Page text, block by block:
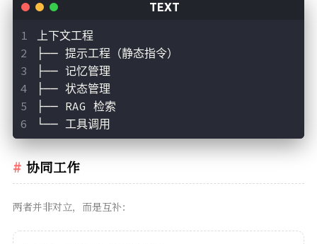
上下文工程
├── 提示工程（静态指令）
├── 记忆管理
├── 状态管理
├── RAG 检索
└── 工具调用
协同工作
两者并非对立，而是互补：